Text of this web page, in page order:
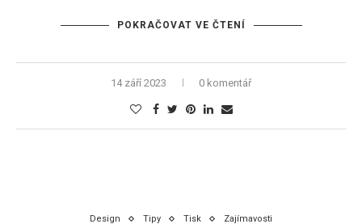
POKRAČOVAT VE ČTENÍ
14 září 2023 0 komentář
Design Tipy Tisk Zajímavosti